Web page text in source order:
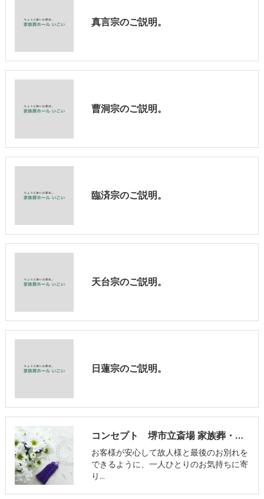
真言宗のご説明。
曹洞宗のご説明。
臨済宗のご説明。
天台宗のご説明。
日蓮宗のご説明。
コンセプト 堺市立斎場 家族葬・葬儀総合案内窓口
お客様が安心して故人様と最後のお別れを
できるように、一人ひとりのお気持ちに寄
り…